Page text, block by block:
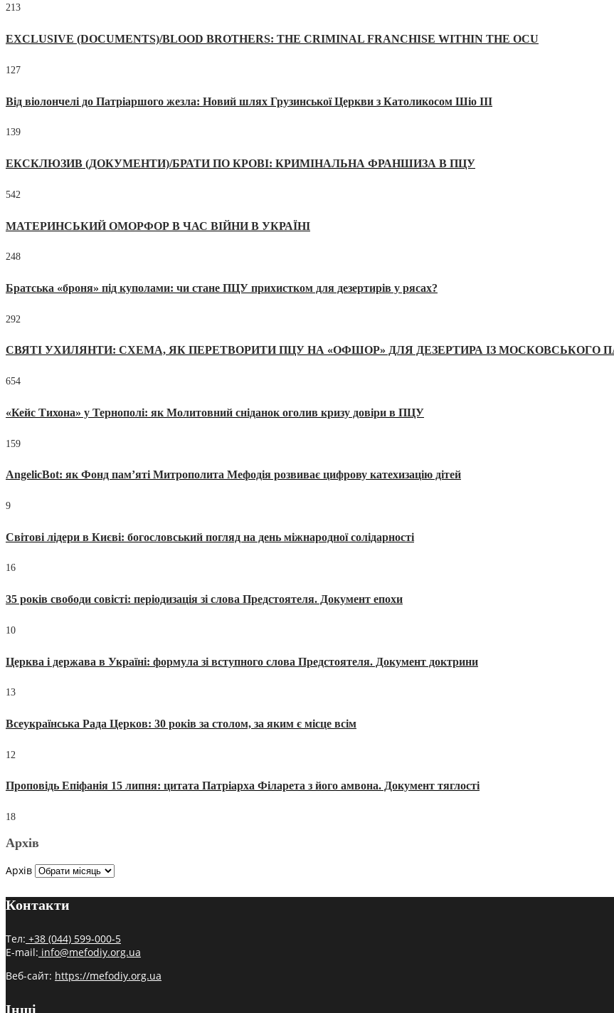
213
EXCLUSIVE (DOCUMENTS)/BLOOD BROTHERS: THE CRIMINAL FRANCHISE WITHIN THE OCU
127
Від віолончелі до Патріаршого жезла: Новий шлях Грузинської Церкви з Католикосом Шіо III
139
ЕКСКЛЮЗИВ (ДОКУМЕНТИ)/БРАТИ ПО КРОВІ: КРИМІНАЛЬНА ФРАНШИЗА В ПЦУ
542
МАТЕРИНСЬКИЙ ОМОРФОР В ЧАС ВІЙНИ В УКРАЇНІ
248
Братська «броня» під куполами: чи стане ПЦУ прихистком для дезертирів у рясах?
292
СВЯТІ УХИЛЯНТИ: СХЕМА, ЯК ПЕРЕТВОРИТИ ПЦУ НА «ОФШОР» ДЛЯ ДЕЗЕРТИРА ІЗ МОСКОВСЬКОГО
654
«Кейс Тихона» у Тернополі: як Молитовний сніданок оголив кризу довіри в ПЦУ
159
AngelicBot: як Фонд пам’яті Митрополита Мефодія розвиває цифрову катехизацію дітей
9
Світові лідери в Києві: богословський погляд на день міжнародної солідарності
16
35 років свободи совісті: періодизація зі слова Предстоятеля. Документ епохи
10
Церква і держава в Україні: формула зі вступного слова Предстоятеля. Документ доктрини
13
Всеукраїнська Рада Церков: 30 років за столом, за яким є місце всім
12
Проповідь Епіфанія 15 липня: цитата Патріарха Філарета з його амвона. Документ тяглості
18
Архів
Архів
Контакти
Тел: +38 (044) 599-000-5
E-mail: info@mefodiy.org.ua
Веб-сайт: https://mefodiy.org.ua
Інші